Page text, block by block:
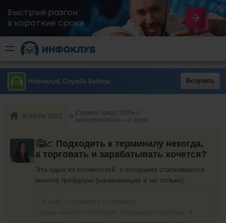
Быстрый разгон
​в короткие сроки
Инфоклуб. Служба Заботы Вступить
АПРЕЛЬ 2025
[Прямой эфир] 100%-й
автотрейдинг — с нуля
🤔📈 Подходить к терминалу некогда,
а торговать и зарабатывать хочется?
Эта одна из сложностей, с которыми сталкиваются
многие трейдеры (начинающие и не только).